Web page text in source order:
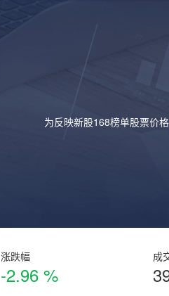
为反映新股168榜单股票价
涨跌幅
-2.96 %
成